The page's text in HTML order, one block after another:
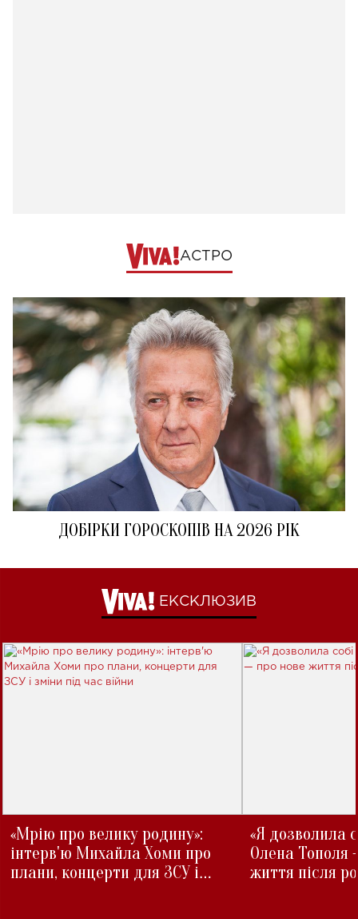
АСТРО
ДОБІРКИ ГОРОСКОПІВ НА 2026 РІК
ЕКСКЛЮЗИВ
«Мрію про велику родину»:
інтерв'ю Михайла Хоми про
плани, концерти для ЗСУ і
«Я дозволила
Олена Тополя
життя після